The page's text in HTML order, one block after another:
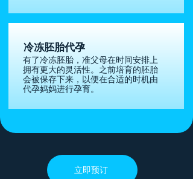
冷冻胚胎代孕
有了冷冻胚胎，准父母在时间安排上
拥有更大的灵活性。之前培育的胚胎
会被保存下来，以便在合适的时机由
代孕妈妈进行孕育。
立即预订